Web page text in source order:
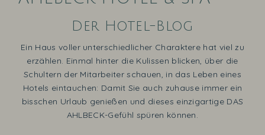
Der Hotel-Blog
Ein Haus voller unterschiedlicher Charaktere hat viel zu
erzählen. Einmal hinter die Kulissen blicken, über die
Schultern der Mitarbeiter schauen, in das Leben eines
Hotels eintauchen: Damit Sie auch zuhause immer ein
bisschen Urlaub genießen und dieses einzigartige DAS
AHLBECK-Gefühl spüren können.